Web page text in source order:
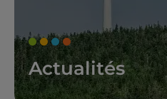
Actualités